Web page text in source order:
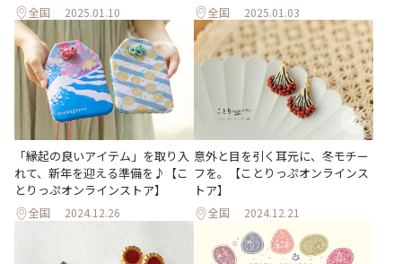
全国 2025.01.10 全国 2025.01.03
「縁起の良いアイテム」を取り入
れて、新年を迎える準備を♪【こ
とりっぷオンラインストア】
全国 2024.12.26
意外と目を引く耳元に、冬モチー
フを。【ことりっぷオンラインス
トア】
全国 2024.12.21